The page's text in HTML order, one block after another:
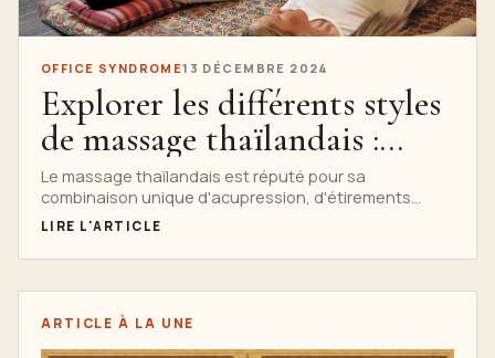
OFFICE SYNDROME13 DÉCEMBRE 2024
Explorer les différents styles
de massage thaïlandais :
lequel vous convient le
mieux ?
Le massage thaïlandais est réputé pour sa
combinaison unique d'acupression, d'étirements
profonds et de postures de type yoga. C'est
LIRE L'ARTICLE
ARTICLE À LA UNE